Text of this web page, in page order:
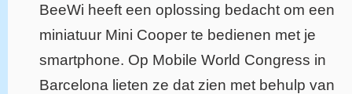
BeeWi heeft een oplossing bedacht om een
miniatuur Mini Cooper te bedienen met je
smartphone. Op Mobile World Congress in
Barcelona lieten ze dat zien met behulp van